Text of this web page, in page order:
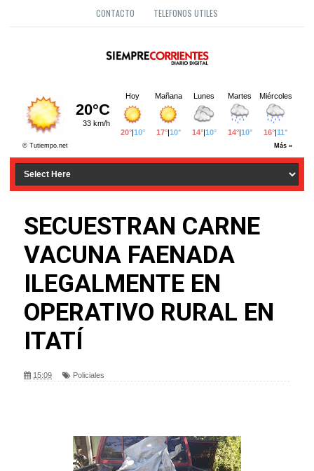
CONTACTO TELEFONOS UTILES
SECUESTRAN CARNE
VACUNA FAENADA
ILEGALMENTE EN
OPERATIVO RURAL EN
ITATÍ
15:09 Policiales